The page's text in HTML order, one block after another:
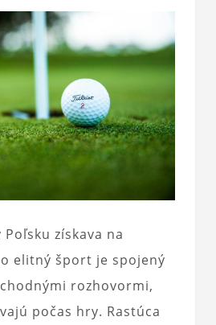
získava na
elitný šport je spojený
rozhovormi,
počas hry. Rastúca